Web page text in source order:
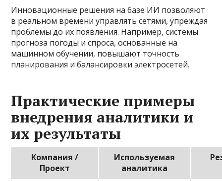
Инновационные решения на базе ИИ позволяют
в реальном времени управлять сетями, упреждая
проблемы до их появления. Например, системы
прогноза погоды и спроса, основанные на
машинном обучении, повышают точность
планирования и балансировки электросетей.
Практические примеры
внедрения аналитики и
их результаты
Компания /
Проект
Используемая
аналитика